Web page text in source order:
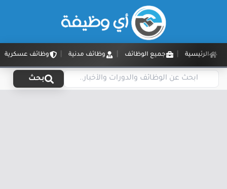
الرئيسية جميع الوظائف وظائف مدنية وظائف عسكرية
بحث